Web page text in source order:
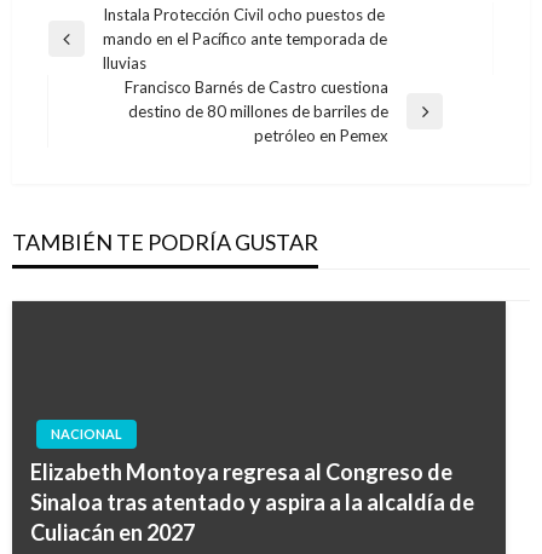
Navegación
de
entradas
Entrada
anterior
Instala Protección Civil ocho puestos de
mando en el Pacífico ante temporada de
lluvias
Francisco Barnés de Castro cuestiona
destino de 80 millones de barriles de
petróleo en Pemex
TAMBIÉN TE PODRÍA GUSTAR
NACIONAL
Elizabeth Montoya regresa al Congreso de
Sinaloa tras atentado y aspira a la alcaldía de
Culiacán en 2027